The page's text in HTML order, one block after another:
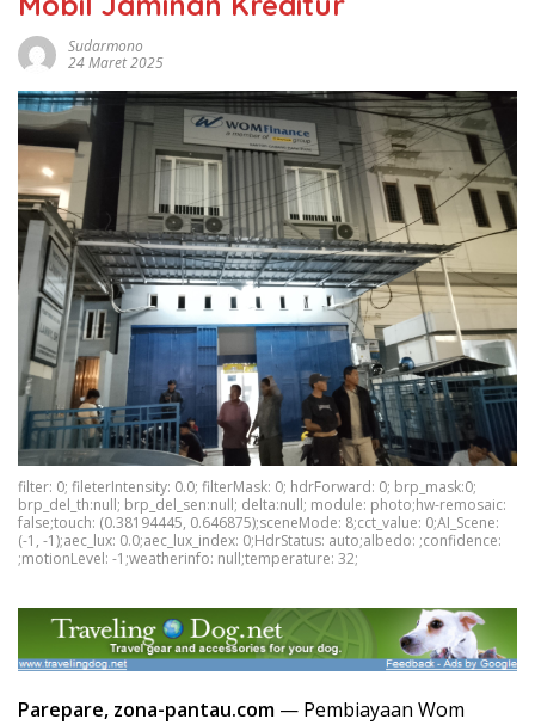
Sudarmono
24 Maret 2025
filter: 0; fileterIntensity: 0.0; filterMask: 0; hdrForward: 0; brp_mask:0;
brp_del_th:null; brp_del_sen:null; delta:null; module: photo;hw-remosaic:
false;touch: (0.38194445, 0.646875);sceneMode: 8;cct_value: 0;AI_Scene:
(-1, -1);aec_lux: 0.0;aec_lux_index: 0;HdrStatus: auto;albedo: ;confidence:
;motionLevel: -1;weatherinfo: null;temperature: 32;
Parepare, zona-pantau.com — Pembiayaan Wom